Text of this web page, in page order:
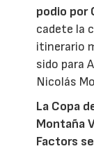
podio por
cadete la
itinerario
sido para
Nicolás
La Copa
Montaña
Factors